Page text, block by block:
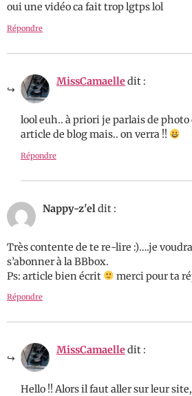
oui une vidéo ca fait trop lgtps lol
Répondre
MissCamaelledit :
lool euh.. à priori je parlais de
article de blog mais.. on verra !!
Répondre
Nappy-z'eldit :
Très contente de te re-lire :)….je
s’abonner à la BBbox.
Ps: article bien écrit
merci pour ta
Répondre
MissCamaelledit :
Hello !! Alors il faut aller sur leur